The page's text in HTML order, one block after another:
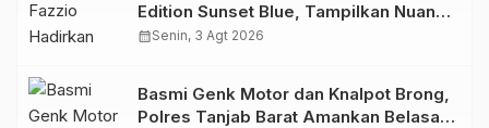
Edition Sunset Blue, Tampilkan Nuansa
Retro Summer yang Semakin Skena
calendar_monthSenin, 3 Agt 2026
Basmi Genk Motor dan Knalpot Brong,
Polres Tanjab Barat Amankan Belasan